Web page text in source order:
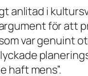
anlitad i
för att
var genuint
haft mens”.